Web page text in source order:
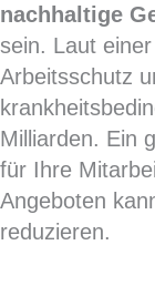
nachhaltige
sein. Laut
Arbeitsschutz
Milliarden. Ein
für Ihre
Angeboten
reduzieren.